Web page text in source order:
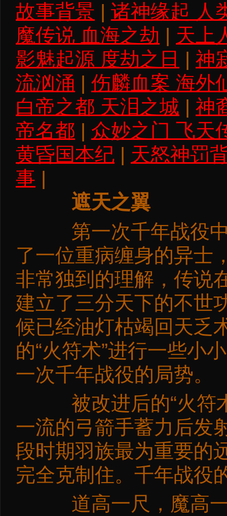
故事背景 | 诸神缘起 人
魔传说 血海之劫 | 天上
影魅起源 度劫之日 | 神
流汹涌 | 伤麟血案 海外
白帝之都 天泪之城 | 神
帝名都 | 众妙之门 飞天
黄昏国本纪 | 天怒神罚
事 |
遮天之翼
第一次千年战役中
了一位重病缠身的异士
非常独到的理解，传说
建立了三分天下的不世
候已经油灯枯竭回天乏
的“火符术”进行一些小
一次千年战役的局势。
被改进后的“火符
一流的弓箭手蓄力后发
段时期羽族最为重要的
完全克制住。千年战役
道高一尺，魔高一